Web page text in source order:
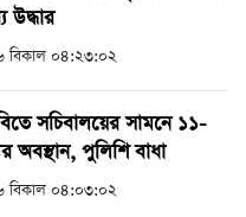
উদ্ধার
বিকাল ০৪:২৩:০২
সচিবালয়ের সামনে ১১-
অবস্থান, পুলিশি বাধা
বিকাল ০৪:০৩:০২